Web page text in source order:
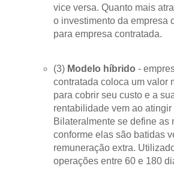
vice versa. Quanto mais
o investimento da empresa
para empresa contratada.
(3) Modelo híbrido-
contratada coloca um valor
para cobrir seu custo e a
rentabilidade vem ao atingir
Bilateralmente se define as
conforme elas são batidas
remuneração extra.
operações entre 60 e 180